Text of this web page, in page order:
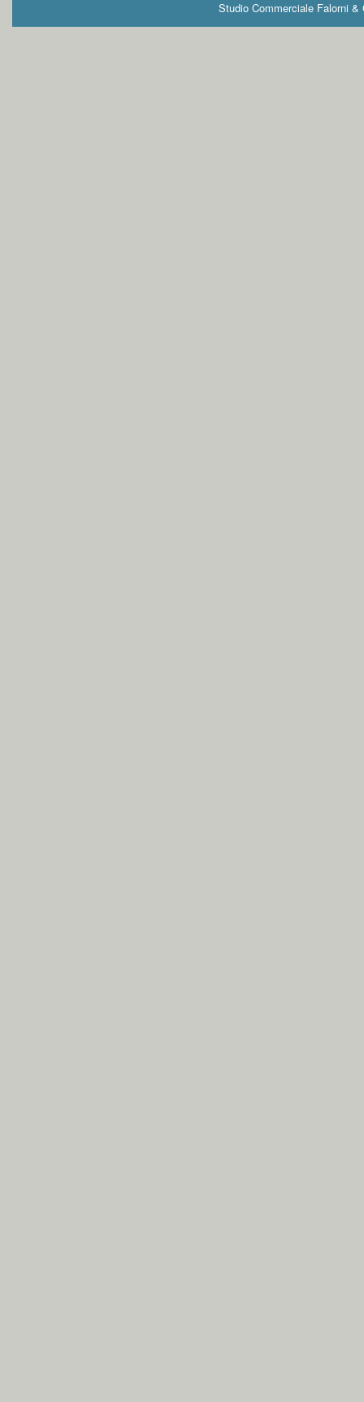
Studio Commerciale Falorni